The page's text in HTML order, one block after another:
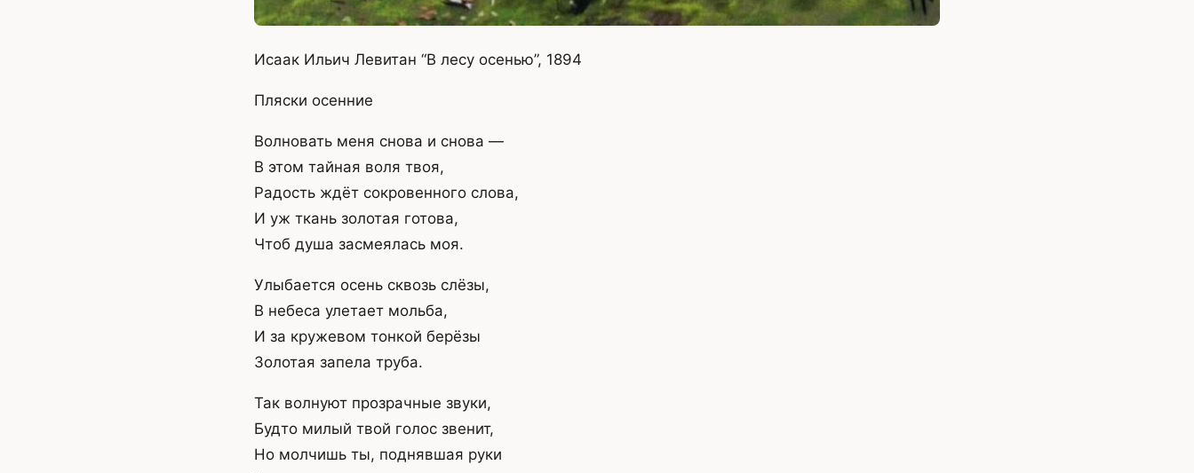
Исаак Ильич Левитан “В лесу осенью”, 1894
Пляски осенние
Волновать меня снова и снова —
В этом тайная воля твоя,
Радость ждёт сокровенного слова,
И уж ткань золотая готова,
Чтоб душа засмеялась моя.
Улыбается осень сквозь слёзы,
В небеса улетает мольба,
И за кружевом тонкой берёзы
Золотая запела труба.
Так волнуют прозрачные звуки,
Будто милый твой голос звенит,
Но молчишь ты, поднявшая руки